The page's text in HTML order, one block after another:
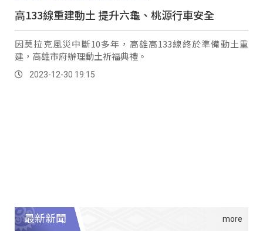
高133線重建動土 提升六龜、桃源行車安全
因莫拉克風災中斷10多年，高雄高133線終於準備動土重
建，高雄市府辦理動土祈福典禮。
2023-12-30 19:15
最新新聞